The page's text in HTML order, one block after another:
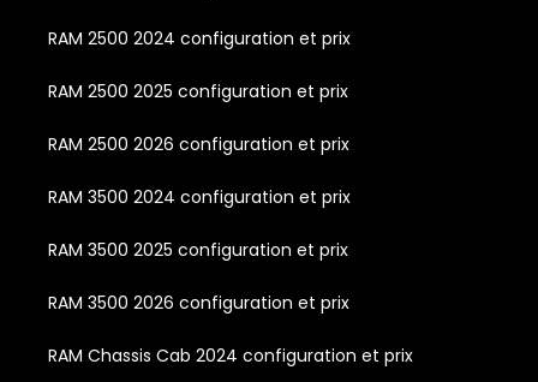
RAM 2500 2024 configuration et prix
RAM 2500 2025 configuration et prix
RAM 2500 2026 configuration et prix
RAM 3500 2024 configuration et prix
RAM 3500 2025 configuration et prix
RAM 3500 2026 configuration et prix
RAM Chassis Cab 2024 configuration et prix